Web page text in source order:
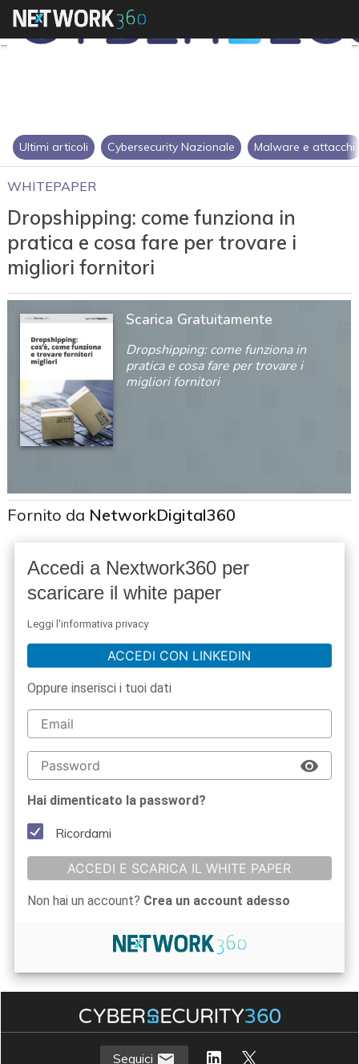
Ultimi articoli Cybersecurity Nazionale Malware e attacchi
WHITEPAPER
Dropshipping: come funziona in
pratica e cosa fare per trovare i
migliori fornitori
Scarica Gratuitamente
Dropshipping: come funziona in
pratica e cosa fare per trovare i
migliori fornitori
Fornito da NetworkDigital360
Accedi a Nextwork360 per
scaricare il white paper
Leggi l'informativa privacy
ACCEDI CON LINKEDIN
Oppure inserisci i tuoi dati
Hai dimenticato la password?
Ricordami
ACCEDI E SCARICA IL WHITE PAPER
Non hai un account? Crea un account adesso
Seguici